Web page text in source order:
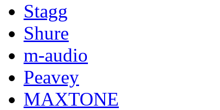
Stagg
Shure
m-audio
Peavey
MAXTONE